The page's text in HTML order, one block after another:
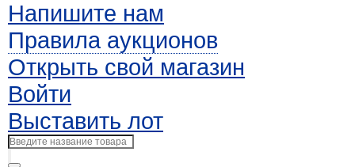
Напишите нам
Правила аукционов
Открыть свой магазин
Войти
Выставить лот